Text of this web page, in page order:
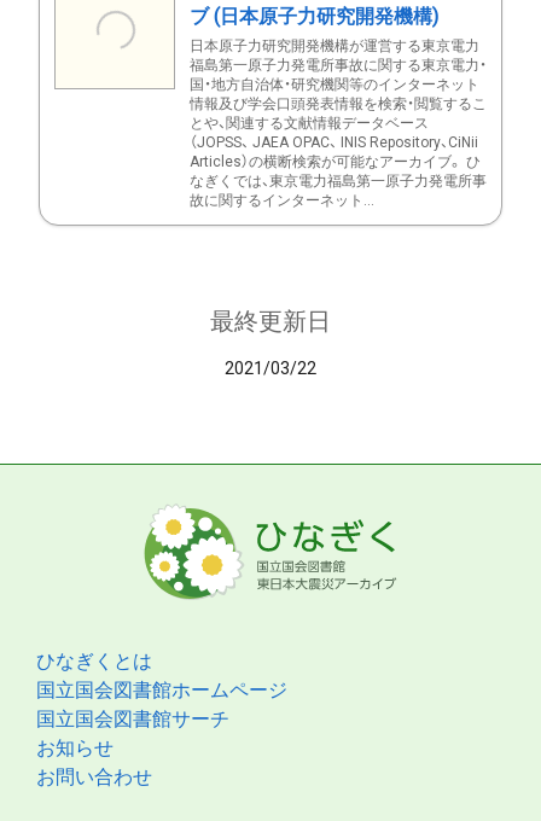
ブ (日本原子力研究開発機構)
日本原子力研究開発機構が運営する東京電力
福島第一原子力発電所事故に関する東京電力・
国・地方自治体・研究機関等のインターネット
情報及び学会口頭発表情報を検索・閲覧するこ
とや、関連する文献情報データベース
（JOPSS、 JAEA OPAC、 INIS Repository、CiNii
Articles）の横断検索が可能なアーカイブ。 ひ
なぎくでは、東京電力福島第一原子力発電所事
故に関するインターネット...
最終更新日
2021/03/22
ひなぎくとは
国立国会図書館ホームページ
国立国会図書館サーチ
お知らせ
お問い合わせ